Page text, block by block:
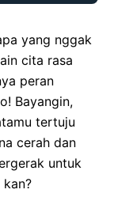
yang nggak
cita rasa
peran
Bayangin,
tertuju
cerah dan
untuk